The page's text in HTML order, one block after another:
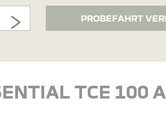
PROBEFAHRT
TCE 100